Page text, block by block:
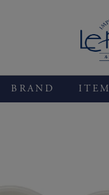
BRAND ITEM